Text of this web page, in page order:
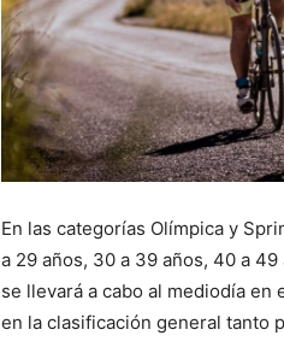
En las categorías Olímpica y
a 29 años, 30 a 39 años, 40 a
se llevará a cabo al mediodía
en la clasificación general tanto